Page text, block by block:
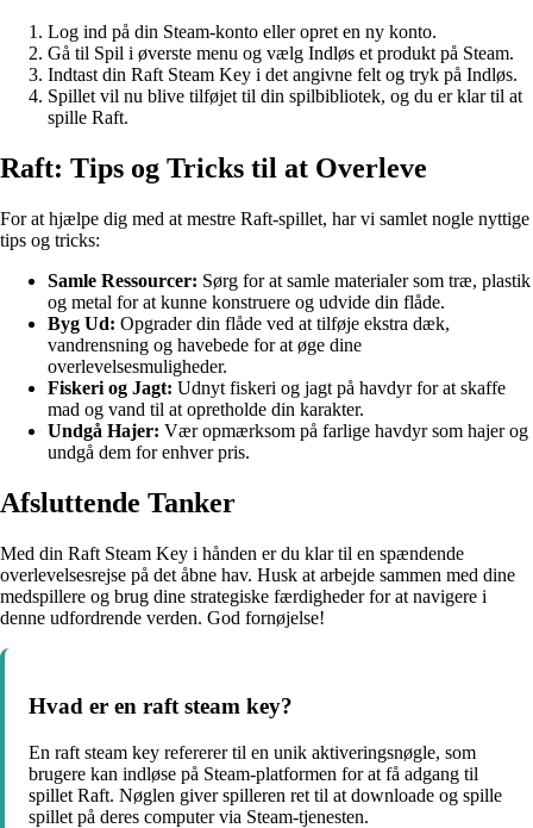
Log ind på din Steam-konto eller opret en ny konto.
Gå til Spil i øverste menu og vælg Indløs et produkt på Steam.
Indtast din Raft Steam Key i det angivne felt og tryk på Indløs.
Spillet vil nu blive tilføjet til din spilbibliotek, og du er klar til at
spille Raft.
Raft: Tips og Tricks til at Overleve
For at hjælpe dig med at mestre Raft-spillet, har vi samlet nogle nyttige
tips og tricks:
Samle Ressourcer: Sørg for at samle materialer som træ, plastik
og metal for at kunne konstruere og udvide din flåde.
Byg Ud: Opgrader din flåde ved at tilføje ekstra dæk,
vandrensning og havebede for at øge dine
overlevelsesmuligheder.
Fiskeri og Jagt: Udnyt fiskeri og jagt på havdyr for at skaffe
mad og vand til at opretholde din karakter.
Undgå Hajer: Vær opmærksom på farlige havdyr som hajer og
undgå dem for enhver pris.
Afsluttende Tanker
Med din Raft Steam Key i hånden er du klar til en spændende
overlevelsesrejse på det åbne hav. Husk at arbejde sammen med dine
medspillere og brug dine strategiske færdigheder for at navigere i
denne udfordrende verden. God fornøjelse!
Hvad er en raft steam key?
En raft steam key refererer til en unik aktiveringsnøgle, som
brugere kan indløse på Steam-platformen for at få adgang til
spillet Raft. Nøglen giver spilleren ret til at downloade og spille
spillet på deres computer via Steam-tjenesten.